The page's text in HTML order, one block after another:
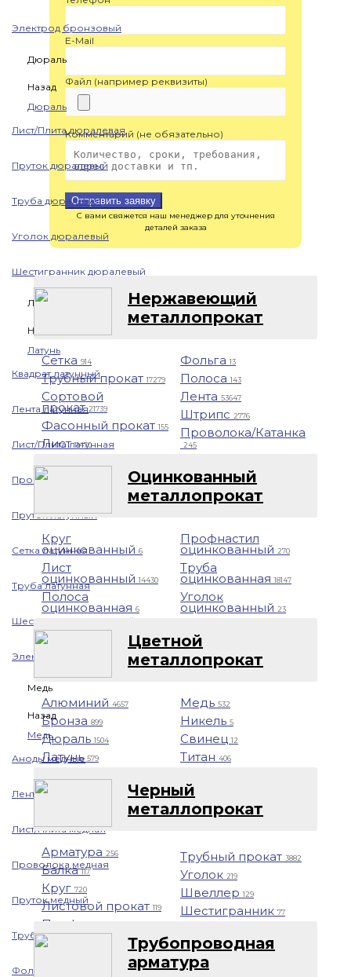
Электрод бронзовый
Дюраль
Назад
Дюраль
Лист/Плита дюралевая
Пруток дюралевый
Труба дюралевая
Уголок дюралевый
Шестигранник дюралевый
Латунь
Назад
Латунь
Квадрат латунный
Лента латунная
Лист/Плита латунная
Проволока латунная
Пруток латунный
Сетка латунная
Труба латунная
Шестигранник латунный
Электрод латунный
Медь
Назад
Медь
Аноды медные
Лента медная
Лист/Плита медная
Проволока медная
Пруток медный
Труба медная
Фольга медная
E-Mail
Файл (например реквизиты)
Комментарий (не обязательно)
Отправить заявку
С вами свяжется наш менеджер для уточнения
деталей заказа
Нержавеющий
металлопрокат
Сетка 914
Трубный прокат17279
Сортовой
прокат21739
Фасонный прокат155
Лист11470
Фольга13
Полоса143
Лента 53647
Штрипс 2776
Проволока/Катанка
245
Оцинкованный
металлопрокат
Круг
оцинкованный 6
Лист
оцинкованный14430
Полоса
оцинкованная 6
Профнастил
оцинкованный 270
Труба
оцинкованная18147
Уголок
оцинкованный 23
Цветной
металлопрокат
Алюминий 4657
Бронза 899
Дюраль1504
Латунь 579
Медь 532
Никель 5
Свинец12
Титан 406
Черный
металлопрокат
Арматура 256
Балка117
Круг 720
Листовой прокат119
Профнастил
Трубный прокат 3882
Уголок 219
Швеллер129
Шестигранник 77
Трубопроводная
арматура